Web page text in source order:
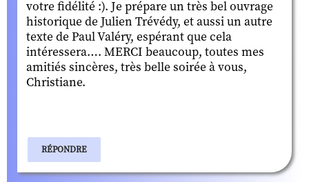
votre fidélité :). Je prépare un très bel ouvrage
historique de Julien Trévédy, et aussi un autre
texte de Paul Valéry, espérant que cela
intéressera…. MERCI beaucoup, toutes mes
amitiés sincères, très belle soirée à vous,
Christiane.
RÉPONDRE